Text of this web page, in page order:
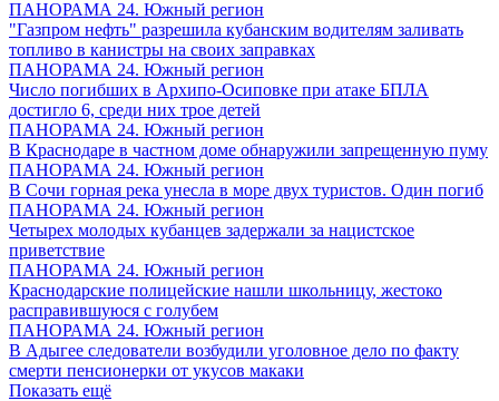
ПАНОРАМА 24. Южный регион
"Газпром нефть" разрешила кубанским водителям заливать
топливо в канистры на своих заправках
ПАНОРАМА 24. Южный регион
Число погибших в Архипо-Осиповке при атаке БПЛА
достигло 6, среди них трое детей
ПАНОРАМА 24. Южный регион
В Краснодаре в частном доме обнаружили запрещенную пуму
ПАНОРАМА 24. Южный регион
В Сочи горная река унесла в море двух туристов. Один погиб
ПАНОРАМА 24. Южный регион
Четырех молодых кубанцев задержали за нацистское
приветствие
ПАНОРАМА 24. Южный регион
Краснодарские полицейские нашли школьницу, жестоко
расправившуюся с голубем
ПАНОРАМА 24. Южный регион
В Адыгее следователи возбудили уголовное дело по факту
смерти пенсионерки от укусов макаки
Показать ещё